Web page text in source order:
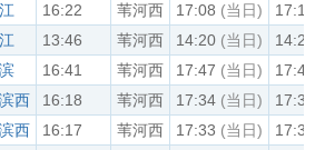
16:22 苇河西 17:08 (当日)
17:10
13:46 苇河西 14:20 (当日)
14:22
16:41 苇河西 17:47 (当日)
17:49
西 16:18 苇河西 17:34 (当日)
17:36
西 16:17 苇河西 17:33 (当日)
17:35